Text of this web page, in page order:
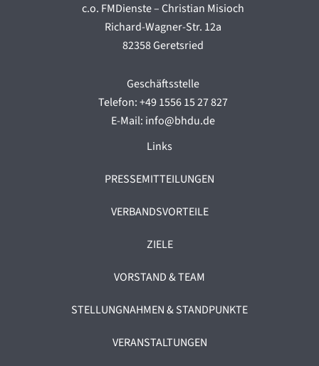
c.o. FMDienste – Christian Misioch
Richard-Wagner-Str. 12a
82358 Geretsried
Geschäftsstelle
Telefon: +49 1556 15 27 827
E-Mail: info@bhdu.de
Links
PRESSEMITTEILUNGEN
VERBANDSVORTEILE
ZIELE
VORSTAND & TEAM
STELLUNGNAHMEN & STANDPUNKTE
VERANSTALTUNGEN